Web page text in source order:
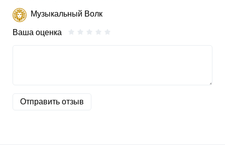
Музыкальный Волк
Ваша оценка
Отправить отзыв